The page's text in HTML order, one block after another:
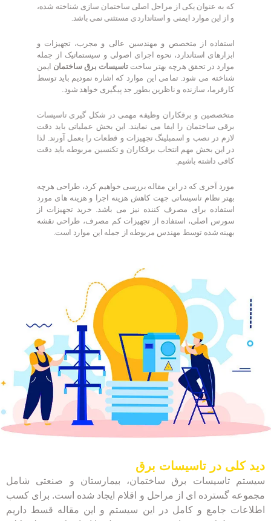
که به عنوان یکی از مراحل اصلی ساختمان سازی شناخته شده،
و از این موارد ایمنی و استانداردی مستثنی نمی باشد.
استفاده از متخصص و مهندسین عالی و مجرب، تجهیزات و
ابزارهای استاندارد، نحوه اجرای اصولی و سیستماتیک از جمله
موارد در تحقق هرچه بهتر ساخت تاسیسات برق ساختمانایمن
شناخته می شود. تمامی این موارد که اشاره نمودیم باید توسط
کارفرما، سازنده و ناظرین بطور جد پیگیری خواهد شود.
متخصصین و برقکاران وظیفه مهمی در شکل گیری تاسیسات
برقی ساختمان را ایفا می نمایند. این بخش عملیاتی باید دقت
لازم در نصب و اسمبلینگ تجهیزات و قطعات را بعمل آورند. لذا
در این بخش مهم انتخاب برقکاران و تکنسین مربوطه باید دقت
کافی داشته باشیم.
مورد آخری که در این مقاله بررسی خواهیم کرد، طراحی هرچه
بهتر نظام تاسیساتی جهت کاهش هزینه اجرا و هزینه های مورد
استفاده برای مصرف کننده نیز می باشد. خرید تجهیزات از
سورس اصلی، استفاده از تجهیزات کم مصرف، طراحی نقشه
بهینه شده توسط مهندس مربوطه از جمله این موارد است.
دید کلی در تاسیسات برق
سیستم تاسیسات برق ساختمان، بیمارستان و صنعتی شامل
مجموعه گسترده ای از مراحل و اقلام ایجاد شده است. برای کسب
اطلاعات جامع و کامل در این سیستم و این مقاله قسط داریم